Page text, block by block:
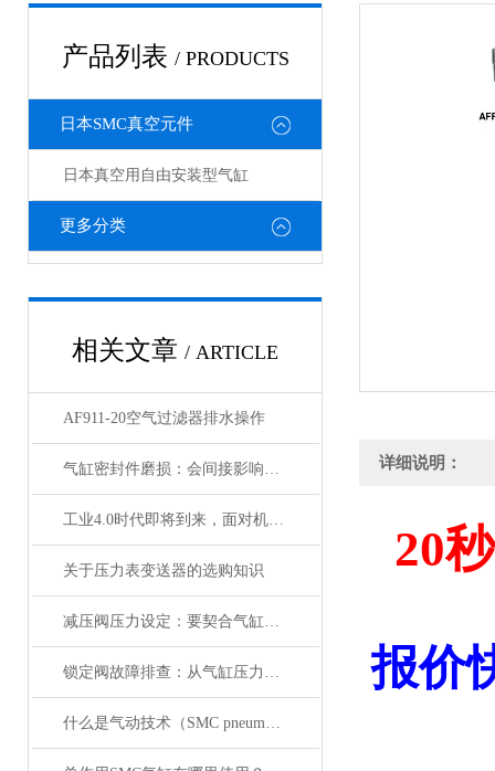
产品列表 / PRODUCTS
日本SMC真空元件
日本真空用自由安装型气缸
更多分类
相关文章 / ARTICLE
AF911-20空气过滤器排水操作
气缸密封件磨损：会间接影响电磁阀与锁定阀的性能吗
工业4.0时代即将到来，面对机遇与挑战，日本SMC该如何应对？
关于压力表变送器的选购知识
减压阀压力设定：要契合气缸负载与电磁阀的工作范围
锁定阀故障排查：从气缸压力变化与电磁阀信号入手
什么是气动技术（SMC pneumatics）
详细说明：
20
报价